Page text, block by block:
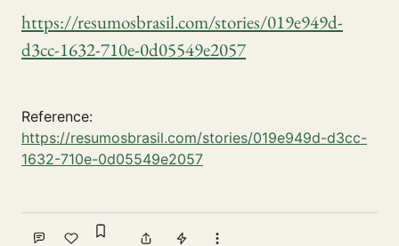
https://resumosbrasil.com/stories/019e949d-
d3cc-1632-710e-0d05549e2057
Reference:
https://resumosbrasil.com/stories/019e949d-d3cc-
1632-710e-0d05549e2057
Sign in to bookmark